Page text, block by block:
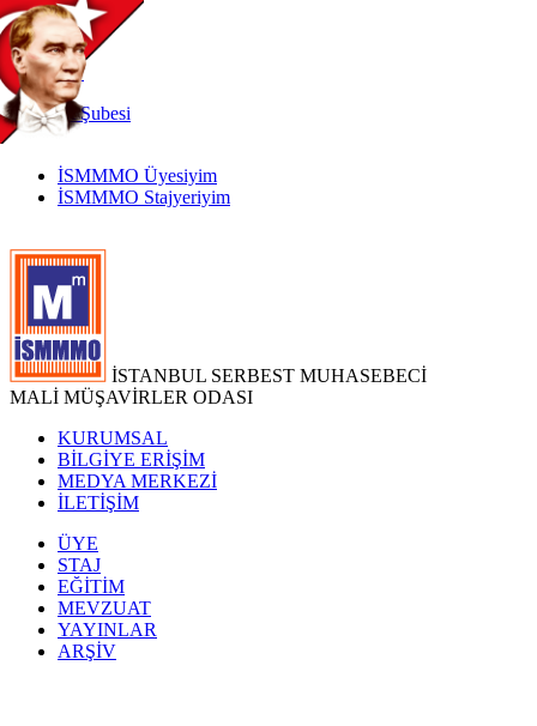
TR
|
EN
İnternetŞubesi
İSMMMO Üyesiyim
İSMMMO Stajyeriyim
İSTANBUL SERBEST MUHASEBECİ
MALİ MÜŞAVİRLER ODASI
KURUMSAL
BİLGİYE ERİŞİM
MEDYA MERKEZİ
İLETİŞİM
ÜYE
STAJ
EĞİTİM
MEVZUAT
YAYINLAR
ARŞİV